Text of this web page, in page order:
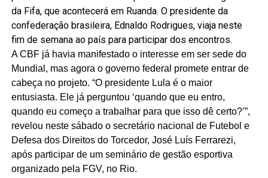
da Fifa, que acontecerá em Ruanda. O presidente da
confederação brasileira, Ednaldo Rodrigues, viaja neste
fim de semana ao país para participar dos encontros.
A CBF já havia manifestado o interesse em ser sede do
Mundial, mas agora o governo federal promete entrar de
cabeça no projeto. “O presidente Lula é o maior
entusiasta. Ele já perguntou ‘quando que eu entro,
quando eu começo a trabalhar para que isso dê certo?’”,
revelou neste sábado o secretário nacional de Futebol e
Defesa dos Direitos do Torcedor, José Luís Ferrarezi,
após participar de um seminário de gestão esportiva
organizado pela FGV, no Rio.